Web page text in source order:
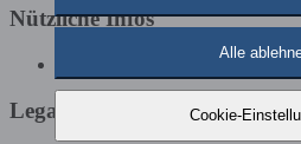
Nützliche Infos
Günstige Buchveröffentlichung
Legals
Alle
Cookie-